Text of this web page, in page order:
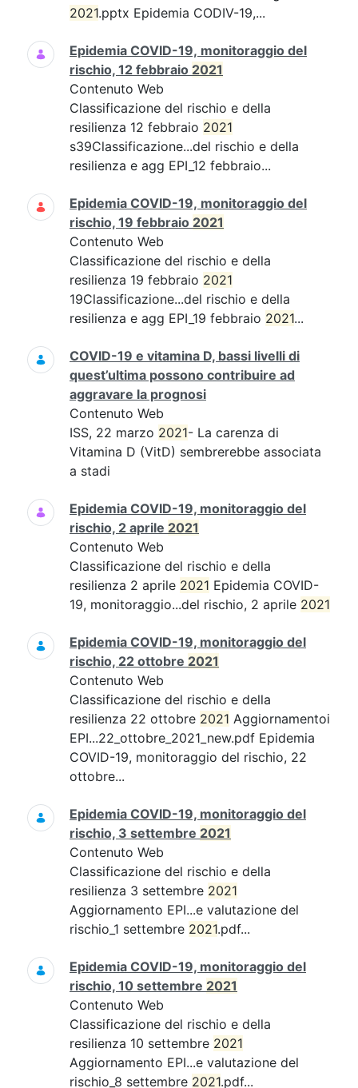
2021.pptx Epidemia CODIV-19,...
Epidemia COVID-19, monitoraggio del
rischio, 12 febbraio 2021
Contenuto Web
Classificazione del rischio e della
resilienza 12 febbraio 2021
s39Classificazione...del rischio e della
resilienza e agg EPI_12 febbraio...
Epidemia COVID-19, monitoraggio del
rischio, 19 febbraio 2021
Contenuto Web
Classificazione del rischio e della
resilienza 19 febbraio 2021
19Classificazione...del rischio e della
resilienza e agg EPI_19 febbraio 2021...
COVID-19 e vitamina D, bassi livelli di
quest’ultima possono contribuire ad
aggravare la prognosi
Contenuto Web
ISS, 22 marzo 2021- La carenza di
Vitamina D (VitD) sembrerebbe associata
a stadi
Epidemia COVID-19, monitoraggio del
rischio, 2 aprile 2021
Contenuto Web
Classificazione del rischio e della
resilienza 2 aprile 2021 Epidemia COVID-
19, monitoraggio...del rischio, 2 aprile 2021
Epidemia COVID-19, monitoraggio del
rischio, 22 ottobre 2021
Contenuto Web
Classificazione del rischio e della
resilienza 22 ottobre 2021 Aggiornamentoi
EPI...22_ottobre_2021_new.pdf Epidemia
COVID-19, monitoraggio del rischio, 22
ottobre...
Epidemia COVID-19, monitoraggio del
rischio, 3 settembre 2021
Contenuto Web
Classificazione del rischio e della
resilienza 3 settembre 2021
Aggiornamento EPI...e valutazione del
rischio_1 settembre 2021.pdf...
Epidemia COVID-19, monitoraggio del
rischio, 10 settembre 2021
Contenuto Web
Classificazione del rischio e della
resilienza 10 settembre 2021
Aggiornamento EPI...e valutazione del
rischio_8 settembre 2021.pdf...